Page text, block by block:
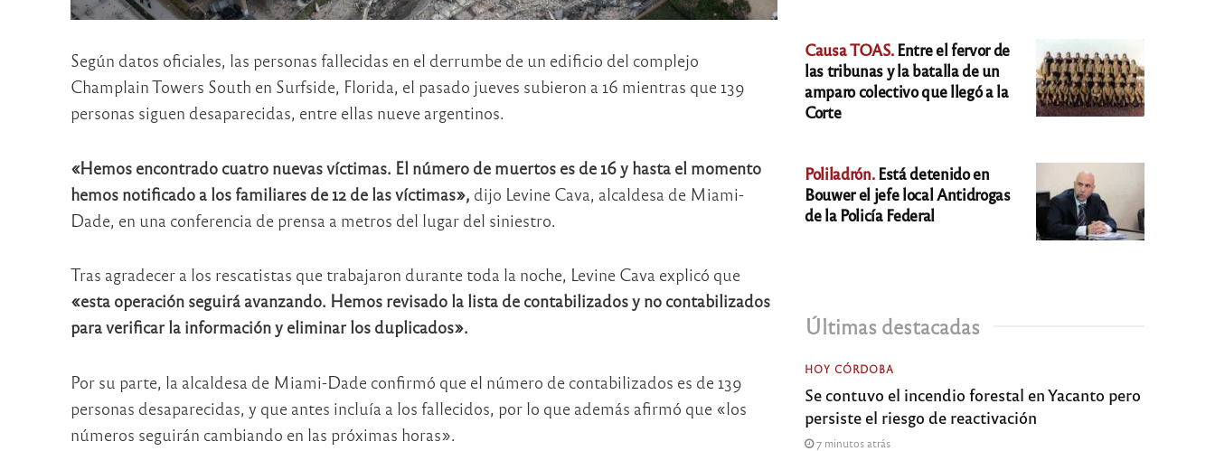
Según datos oficiales, las personas fallecidas en el derrumbe de un edificio del complejo
Champlain Towers South en Surfside, Florida, el pasado jueves subieron a 16 mientras que 139
personas siguen desaparecidas, entre ellas nueve argentinos.
«Hemos encontrado cuatro nuevas víctimas. El número de muertos es de 16 y hasta el momento
hemos notificado a los familiares de 12 de las víctimas», dijo Levine Cava, alcaldesa de Miami-
Dade, en una conferencia de prensa a metros del lugar del siniestro.
Tras agradecer a los rescatistas que trabajaron durante toda la noche, Levine Cava explicó que
«esta operación seguirá avanzando. Hemos revisado la lista de contabilizados y no contabilizados
para verificar la información y eliminar los duplicados».
Por su parte, la alcaldesa de Miami-Dade confirmó que el número de contabilizados es de 139
personas desaparecidas, y que antes incluía a los fallecidos, por lo que además afirmó que «los
números seguirán cambiando en las próximas horas».
Causa TOAS.Entre el fervor de
las tribunas y la batalla de un
amparo colectivo que llegó a la
Corte
Poliladrón.Está detenido en
Bouwer el jefe local Antidrogas
de la Policía Federal
Últimas destacadas
HOY CÓRDOBA
Se contuvo el incendio forestal en Yacanto pero
persiste el riesgo de reactivación
7 minutos atrás